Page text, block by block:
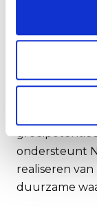
Nobel
Nobel Capital
ondersteunt
realiseren
duurzame